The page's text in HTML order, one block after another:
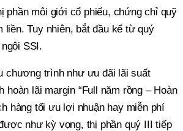
môi giới cổ phiếu, chứng chỉ quỹ
liền. Tuy nhiên, bắt đầu kể từ quý
SSI.
chương trình như ưu đãi lãi suất
hoàn lãi margin “Full năm rồng – Hoàn
hàng tối ưu lợi nhuận hay miễn phí
như kỳ vọng, thị phần quý III tiếp